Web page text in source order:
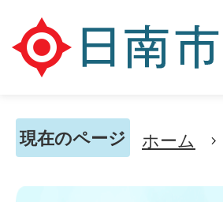
現在のページ ホーム